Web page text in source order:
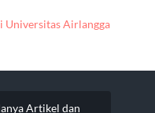
Universitas Airlangga
Artikel dan